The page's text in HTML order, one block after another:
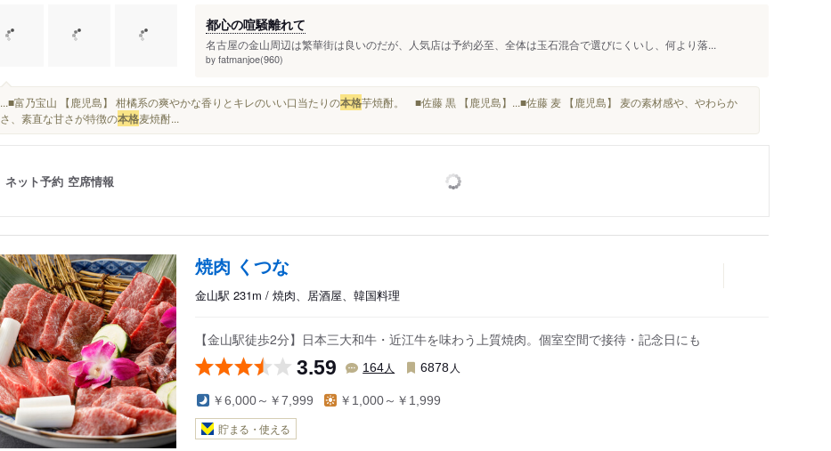
都心の喧騒離れて
名古屋の金山周辺は繁華街は良いのだが、人気店は予約必至、全体は玉石混合で選びにくいし、何より落...
by fatmanjoe(960)
...■富乃宝山 【鹿児島】 柑橘系の爽やかな香りとキレのいい口当たりの本格芋焼酎。 ■佐藤 黒 【鹿児島】...■佐藤 麦 【鹿児島】 麦の素材感や、やわらか
さ、素直な甘さが特徴の本格麦焼酎...
ネット予約 空席情報
焼肉 くつな
金山駅 231m / 焼肉、居酒屋、韓国料理
【金山駅徒歩2分】日本三大和牛・近江牛を味わう上質焼肉。個室空間で接待・記念日にも
3.59 164人 6878 人
￥6,000～￥7,999 ￥1,000～￥1,999
貯まる・使える